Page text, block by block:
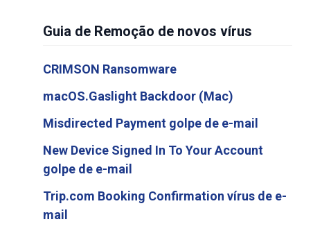
Guia de Remoção de novos vírus
CRIMSON Ransomware
macOS.Gaslight Backdoor (Mac)
Misdirected Payment golpe de e-mail
New Device Signed In To Your Account
golpe de e-mail
Trip.com Booking Confirmation vírus de e-
mail